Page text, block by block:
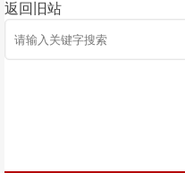
返回旧站